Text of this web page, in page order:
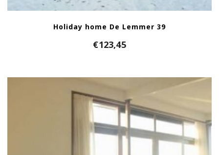
Holiday home De Lemmer 39
€123,45